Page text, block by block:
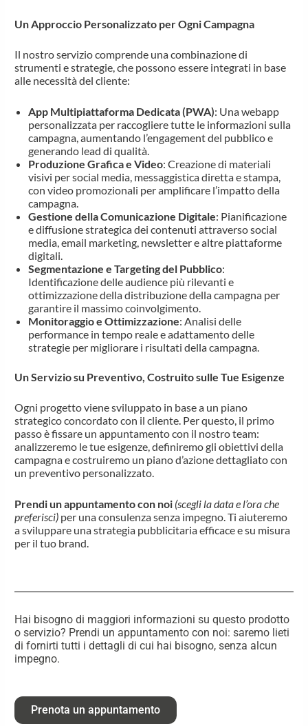
Un Approccio Personalizzato per Ogni Campagna
Il nostro servizio comprende una combinazione di
strumenti e strategie, che possono essere integrati in base
alle necessità del cliente:
App Multipiattaforma Dedicata (PWA): Una webapp
personalizzata per raccogliere tutte le informazioni sulla
campagna, aumentando l’engagement del pubblico e
generando lead di qualità.
Produzione Grafica e Video: Creazione di materiali
visivi per social media, messaggistica diretta e stampa,
con video promozionali per amplificare l’impatto della
campagna.
Gestione della Comunicazione Digitale: Pianificazione
e diffusione strategica dei contenuti attraverso social
media, email marketing, newsletter e altre piattaforme
digitali.
Segmentazione e Targeting del Pubblico:
Identificazione delle audience più rilevanti e
ottimizzazione della distribuzione della campagna per
garantire il massimo coinvolgimento.
Monitoraggio e Ottimizzazione: Analisi delle
performance in tempo reale e adattamento delle
strategie per migliorare i risultati della campagna.
Un Servizio su Preventivo, Costruito sulle Tue Esigenze
Ogni progetto viene sviluppato in base a un piano
strategico concordato con il cliente. Per questo, il primo
passo è fissare un appuntamento con il nostro team:
analizzeremo le tue esigenze, definiremo gli obiettivi della
campagna e costruiremo un piano d’azione dettagliato con
un preventivo personalizzato.
Prendi un appuntamento con noi (scegli la data e l’ora che
preferisci) per una consulenza senza impegno. Ti aiuteremo
a sviluppare una strategia pubblicitaria efficace e su misura
per il tuo brand.
Hai bisogno di maggiori informazioni su questo prodotto
o servizio? Prendi un appuntamento con noi: saremo lieti
di fornirti tutti i dettagli di cui hai bisogno, senza alcun
impegno.
Prenota un appuntamento